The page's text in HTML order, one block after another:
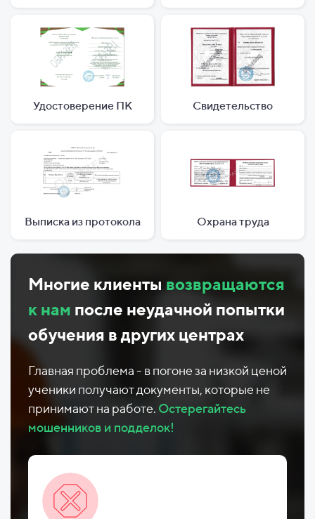
Удостоверение ПК Свидетельство
Выписка из протокола Охрана труда
Многие клиенты возвращаются
к нам после неудачной попытки
обучения в других центрах
Главная проблема - в погоне за низкой ценой
ученики получают документы, которые не
принимают на работе. Остерегайтесь
мошенников и подделок!